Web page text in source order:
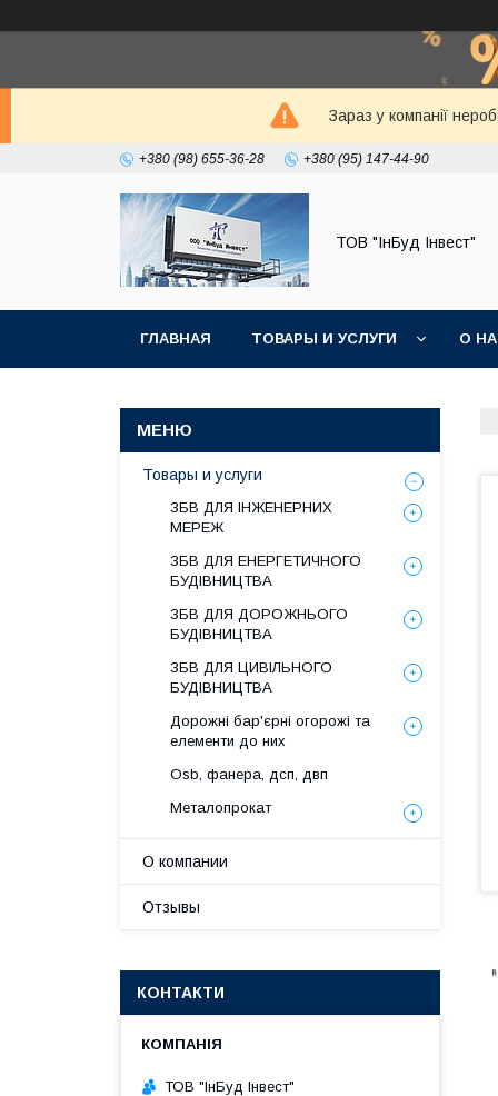
Зараз у компанії
+380 (98) 655-36-28 +380 (95) 147-44-90
ТОВ "ІнБуд Інвест"
ГЛАВНАЯ ТОВАРЫ И УСЛУГИ О
Товары и услуги
ЗБВ ДЛЯ ІНЖЕНЕРНИХ
МЕРЕЖ
ЗБВ ДЛЯ ЕНЕРГЕТИЧНОГО
БУДІВНИЦТВА
ЗБВ ДЛЯ ДОРОЖНЬОГО
БУДІВНИЦТВА
ЗБВ ДЛЯ ЦИВІЛЬНОГО
БУДІВНИЦТВА
Дорожні бар'єрні огорожі та
елементи до них
Osb, фанера, дсп, двп
Металопрокат
О компании
Отзывы
КОНТАКТИ
ТОВ "ІнБуд Інвест"